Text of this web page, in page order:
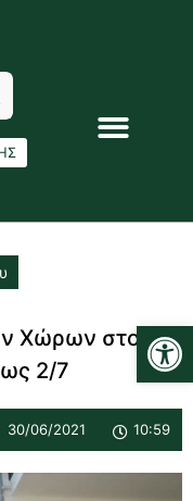
Χώρων στο
2/7
30/06/2021 10:59